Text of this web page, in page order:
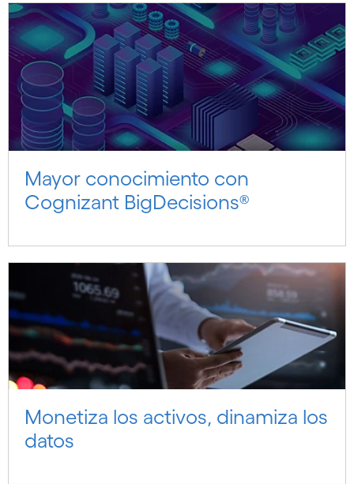
Mayor conocimiento con
Cognizant BigDecisions®
Monetiza los activos, dinamiza los
datos